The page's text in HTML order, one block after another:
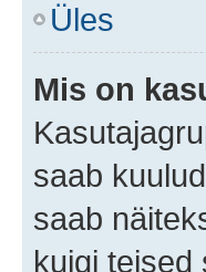
Üles
Mis on
saab
saab
kuigi teised